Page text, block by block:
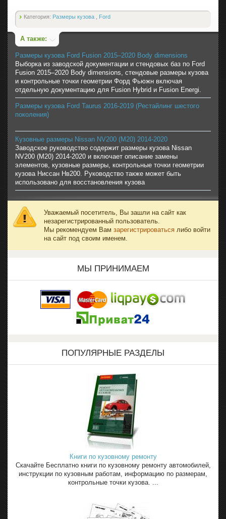
Категория: Размеры кузова , Ford
А также:
Размеры кузова Ford Fusion 2015–2020 Body dimensions
Выборка из заводской документации и стендовых баз по Ford
Fusion 2015–2020 Body dimensions, стендовые размеры кузова
и контрольные точки геометрии Форд Фьюжн включая
отдельную документацию для Fusion Hybrid и Fusion Energi.
Размеры кузова Ford Taurus 2016-2019 (Рестайлинг шестого
поколения)
Кузовные размеры Nissan NV200 (M20) 2014-2020
Заводское руководство содержит размеры кузова Nissan
NV200 (M20) 2014-2020 и включает описание замены
элементов, кузовные размеры, контрольные точки геометрии
кузова Ниссан Нв200. Руководство также может быть
использовано для восстановления кузова
Уважаемый посетитель, Вы зашли на сайт как
незарегистрированный пользователь.
Мы рекомендуем Вам зарегистрироваться либо войти
на сайт под своим именем.
МЫ ПРИНИМАЕМ
ПОПУЛЯРНЫЕ РАЗДЕЛЫ
Книги по кузовному ремонту
Скачайте Бесплатно книги по кузовному ремонту автомобилей,
инструкции по кузовным работам, информацию по размерам,
контрольные точки кузова. ...